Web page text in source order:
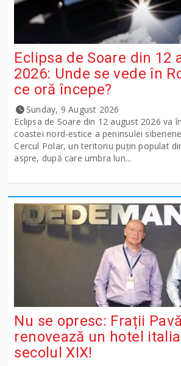
Eclipsa de Soare din 12
2026: Unde se vede în
ce oră începe?
Sunday, 9 August 2026
Eclipsa de Soare din 12 august 2026 va
coastei nord-estice a peninsulei
Cercul Polar, un teritoriu puțin populat
aspre, după care umbra lun...
Nu se opresc: Frații Pavăl
renovează un hotel
secolul XIX!